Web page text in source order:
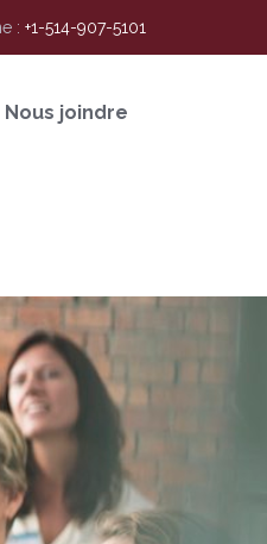
: +1-514-907-5101
Nous joindre